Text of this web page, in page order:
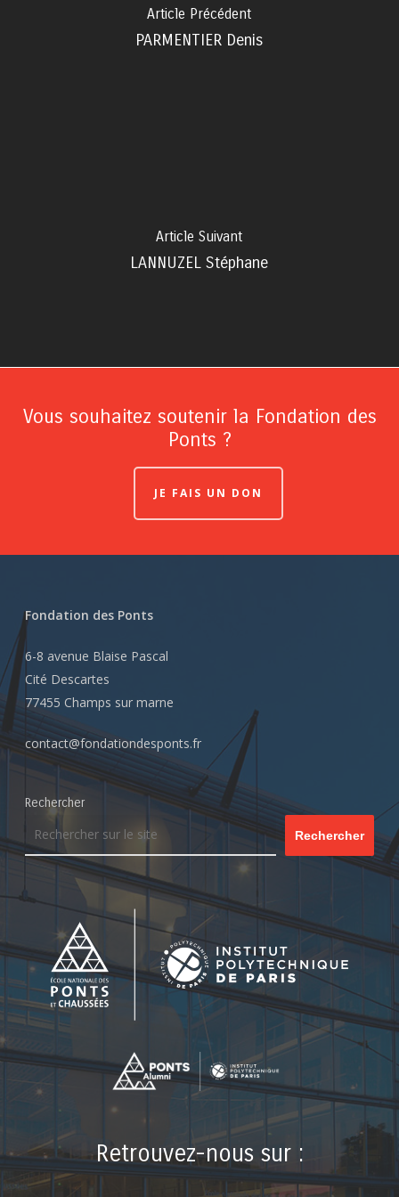
Article Précédent
PARMENTIER Denis
Article Suivant
LANNUZEL Stéphane
Vous souhaitez soutenir la Fondation des
Ponts ?
JE FAIS UN DON
Fondation des Ponts
6-8 avenue Blaise Pascal
Cité Descartes
77455 Champs sur marne
contact@fondationdesponts.fr
Rechercher
Rechercher
Retrouvez-nous sur :